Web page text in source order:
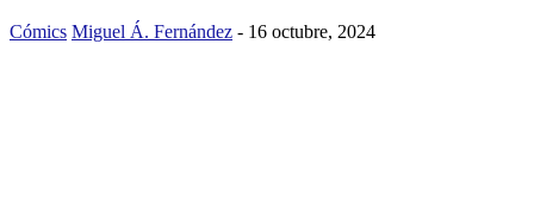
Cómics Miguel Á. Fernández - 16 octubre, 2024